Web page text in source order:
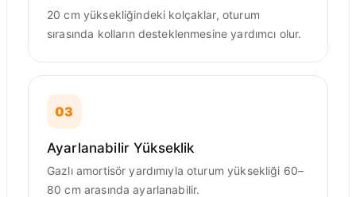
20 cm yüksekliğindeki kolçaklar, oturum
sırasında kolların desteklenmesine yardımcı olur.
03
Ayarlanabilir Yükseklik
Gazlı amortisör yardımıyla oturum yüksekliği 60–
80 cm arasında ayarlanabilir.